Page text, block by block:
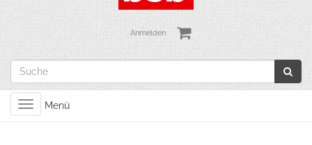
Anmelden
Toggle
navigation
Menü